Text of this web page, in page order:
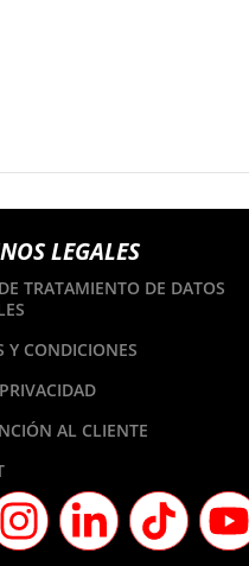
LEGALES
TRATAMIENTO DE DATOS
Y CONDICIONES
AL CLIENTE